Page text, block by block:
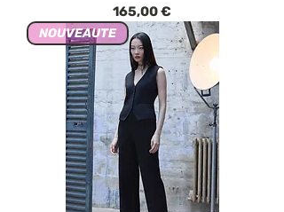
Цена
165,00 €
NOUVEAUTE